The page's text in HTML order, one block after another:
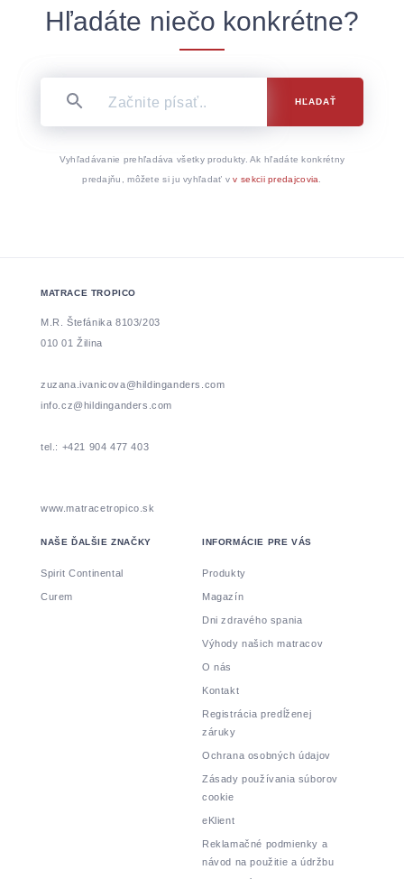
Hľadáte niečo konkrétne?
HĽADAŤ
Vyhľadávanie prehľadáva všetky produkty. Ak hľadáte konkrétny
predajňu, môžete si ju vyhľadať vv sekcii predajcovia
MATRACE TROPICO
M.R. Štefánika 8103/203
010 01 Žilina
zuzana.ivanicova@hildinganders.com
info.cz@hildinganders.com
tel.: +421 904 477 403
www.matracetropico.sk
NAŠE ĎALŠIE ZNAČKY
Spirit Continental
Curem
INFORMÁCIE PRE VÁS
Produkty
Magazín
Dni zdravého spania
Výhody našich matracov
O nás
Kontakt
Registrácia predĺženej
záruky
Ochrana osobných údajov
Zásady používania súborov
cookie
eKlient
Reklamačné podmienky a
návod na použitie a údržbu